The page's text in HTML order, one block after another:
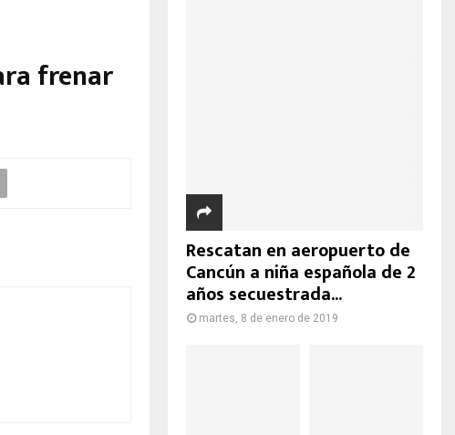
frenar
Rescatan en aeropuerto de
Cancún a niña española de 2
años secuestrada...
martes, 8 de enero de 2019